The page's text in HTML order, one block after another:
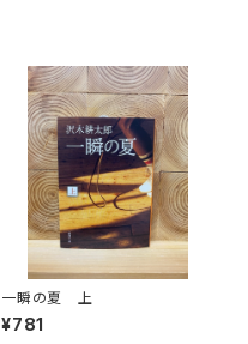
一瞬の夏 上
¥781